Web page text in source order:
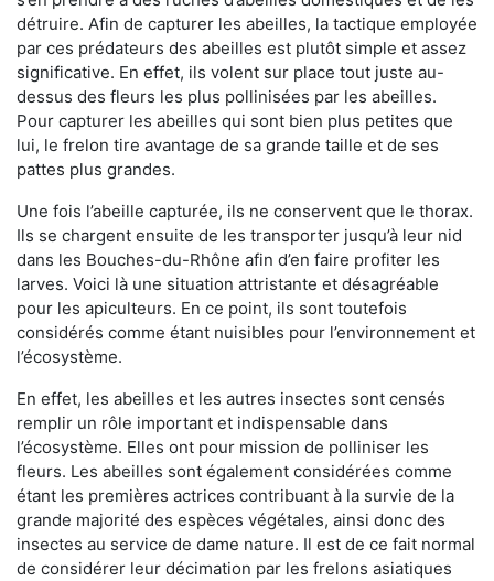
détruire. Afin de capturer les abeilles, la tactique employée
par ces prédateurs des abeilles est plutôt simple et assez
significative. En effet, ils volent sur place tout juste au-
dessus des fleurs les plus pollinisées par les abeilles.
Pour capturer les abeilles qui sont bien plus petites que
lui, le frelon tire avantage de sa grande taille et de ses
pattes plus grandes.
Une fois l’abeille capturée, ils ne conservent que le thorax.
Ils se chargent ensuite de les transporter jusqu’à leur nid
dans les Bouches-du-Rhône afin d’en faire profiter les
larves. Voici là une situation attristante et désagréable
pour les apiculteurs. En ce point, ils sont toutefois
considérés comme étant nuisibles pour l’environnement et
l’écosystème.
En effet, les abeilles et les autres insectes sont censés
remplir un rôle important et indispensable dans
l’écosystème. Elles ont pour mission de polliniser les
fleurs. Les abeilles sont également considérées comme
étant les premières actrices contribuant à la survie de la
grande majorité des espèces végétales, ainsi donc des
insectes au service de dame nature. Il est de ce fait normal
de considérer leur décimation par les frelons asiatiques